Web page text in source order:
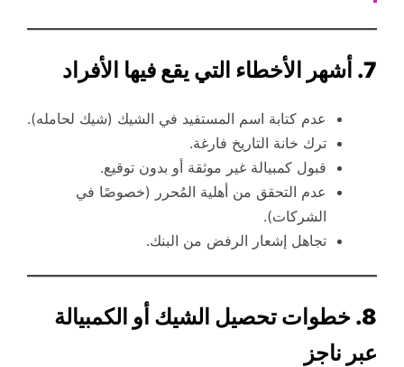
7. أشهر الأخطاء التي يقع فيها الأفراد
عدم كتابة اسم المستفيد في الشيك (شيك لحامله).
ترك خانة التاريخ فارغة.
قبول كمبيالة غير موثقة أو بدون توقيع.
عدم التحقق من أهلية المُحرر (خصوصًا في
الشركات).
تجاهل إشعار الرفض من البنك.
8. خطوات تحصيل الشيك أو الكمبيالة
عبر ناجز